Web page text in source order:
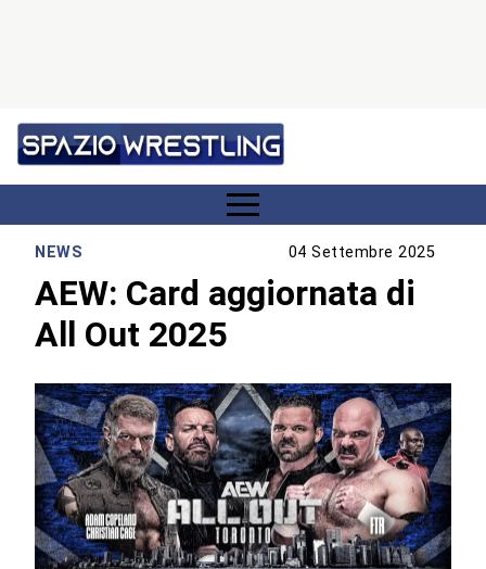
NEWS 04 Settembre 2025
AEW: Card aggiornata di
All Out 2025